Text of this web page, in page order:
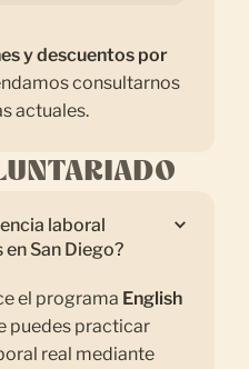
y descuentos por
consultarnos
actuales.
laboral
San Diego?
el programa English
puedes practicar
real mediante